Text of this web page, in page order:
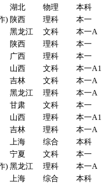
湖北 物理
本科
) 陕西 理科
本一
黑龙江 文科
本一A
陕西 理科
本一
广西 理科
本一
山西 文科
本一A1
吉林 文科
本一A
黑龙江 理科
本一A
甘肃 文科
本一
山西 理科
本一A1
吉林 理科
本一A
上海 综合
本科
宁夏 文科
本一
) 黑龙江 理科
本一A
上海 综合
本科